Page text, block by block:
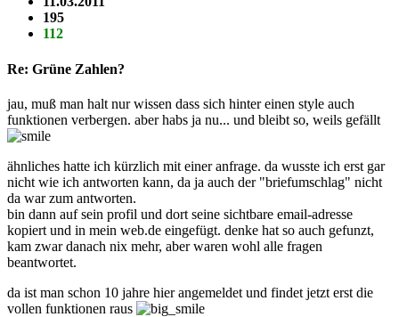
195
112
Re: Grüne Zahlen?
jau, muß man halt nur wissen dass sich hinter einen style auch
funktionen verbergen. aber habs ja nu... und bleibt so, weils gefällt
ähnliches hatte ich kürzlich mit einer anfrage. da wusste ich erst gar
nicht wie ich antworten kann, da ja auch der "briefumschlag" nicht
da war zum antworten.
bin dann auf sein profil und dort seine sichtbare email-adresse
kopiert und in mein web.de eingefügt. denke hat so auch gefunzt,
kam zwar danach nix mehr, aber waren wohl alle fragen
beantwortet.
da ist man schon 10 jahre hier angemeldet und findet jetzt erst die
vollen funktionen raus